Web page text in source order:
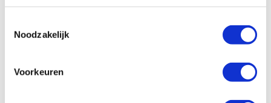
Noodzakelijk
Voorkeuren
Bestellen & levering
Retourneren